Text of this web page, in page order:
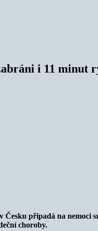
i 11 minut
Česku připadá na nemoci
choroby.